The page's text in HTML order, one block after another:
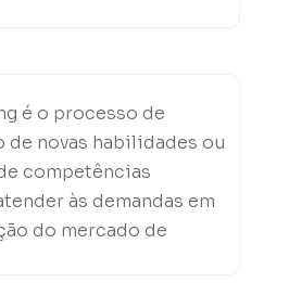
é o processo de
de novas habilidades ou
competências
às demandas em
do mercado de